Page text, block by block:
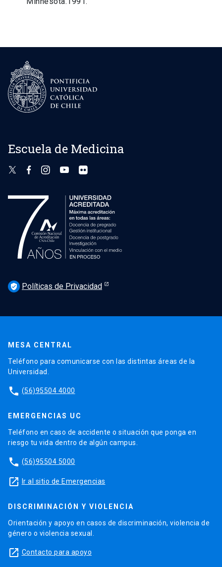
Escuela de Medicina
verified_user Políticas de Privacidad
MESA CENTRAL
Teléfono para comunicarse con las distintas áreas de la
Universidad.
phone (56)95504 4000
EMERGENCIAS UC
Teléfono en caso de accidente o situación que ponga en
riesgo tu vida dentro de algún campus.
phone (56)95504 5000
launch Ir al sitio de Emergencias
DISCRIMINACIÓN Y VIOLENCIA
Orientación y apoyo en casos de discriminación, violencia de
género o violencia sexual.
launch Contacto para apoyo